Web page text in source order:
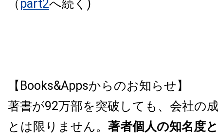
（ part2へ続く)
【Books&Appsからのお知らせ】
著書が92万部を突破しても、会社の
とは限りません。 著者個人の知名度